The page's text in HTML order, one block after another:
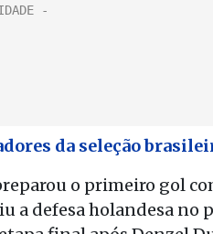
da seleção
o primeiro gol
a defesa holandesa no